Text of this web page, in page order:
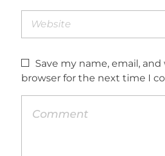
Save my name, email,
browser for the next time I